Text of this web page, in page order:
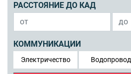
РАССТОЯНИЕ ДО КАД
КОММУНИКАЦИИ
Электричество Водопровод